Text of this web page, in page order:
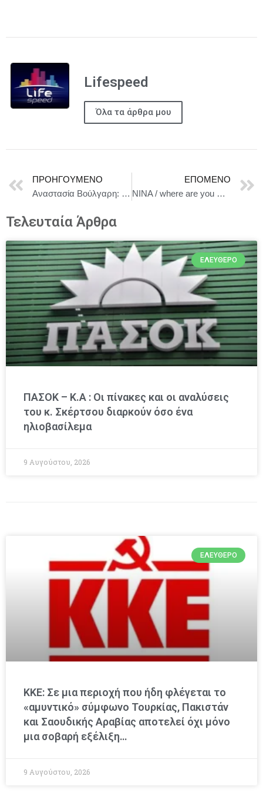
Lifespeed
Όλα τα άρθρα μου
ΠΡΟΗΓΟΎΜΕΝΟ
Αναστασία Βούλγαρη: Παράσταση με τραγούδια του Μίκη Θεοδωράκη Αργ. Καπαρού, Στ. Ξένος, Αρ.Παπαδανιήλ (Μπαράκι Διδότου 18/5, 20.30)
ΕΠΌΜΕΝΟ
NINA / where are you my de@r? της Ειρήνης Φαναριώτη – Από την Τετάρτη 7 Μαΐου στο Θέατρο ΑΡΓΩ για 6 μόνο παραστάσεις
Τελευταία Άρθρα
ΕΛΕΎΘΕΡΟ
ΠΑΣΟΚ – Κ.Α : Οι πίνακες και οι αναλύσεις
του κ. Σκέρτσου διαρκούν όσο ένα
ηλιοβασίλεμα
9 Αυγούστου, 2026
ΕΛΕΎΘΕΡΟ
ΚΚΕ: Σε μια περιοχή που ήδη φλέγεται το
«αμυντικό» σύμφωνο Τουρκίας, Πακιστάν
και Σαουδικής Αραβίας αποτελεί όχι μόνο
μια σοβαρή εξέλιξη…
9 Αυγούστου, 2026